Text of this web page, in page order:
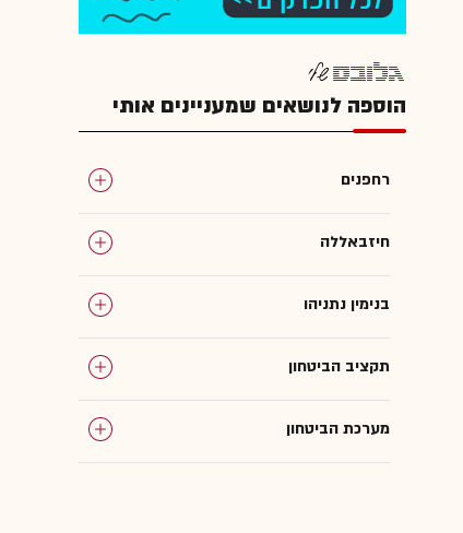
הוספה לנושאים שמעניינים אותי
רחפנים
חיזבאללה
בנימין נתניהו
תקציב הביטחון
מערכת הביטחון